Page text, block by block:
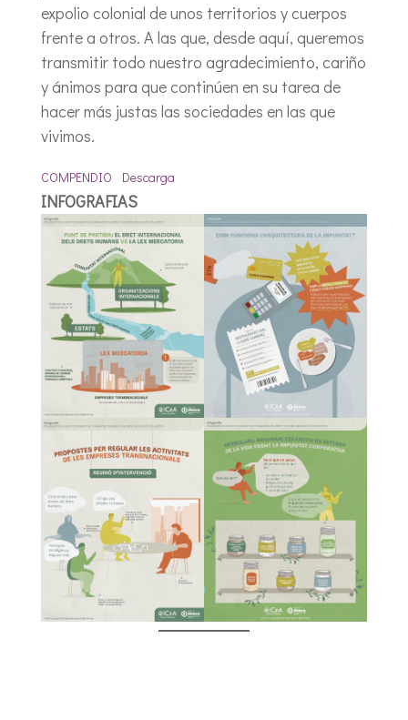
expolio colonial de unos territorios y cuerpos
frente a otros. A las que, desde aquí, queremos
transmitir todo nuestro agradecimiento, cariño
y ánimos para que continúen en su tarea de
hacer más justas las sociedades en las que
vivimos.
COMPENDIO Descarga
INFOGRAFIAS